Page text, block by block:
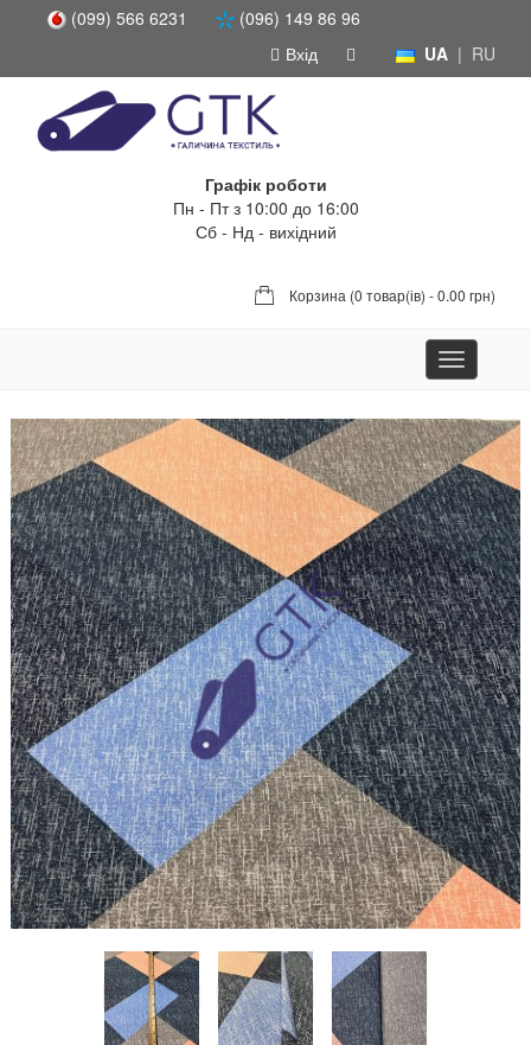
(099) 566 6231
(096) 149 86 96
UA | RU
Вхід
Графік роботи
Пн - Пт з 10:00 до 16:00
Сб - Нд - вихідний
Корзина (0 товар(ів) - 0.00 грн)
Toggle
navigation